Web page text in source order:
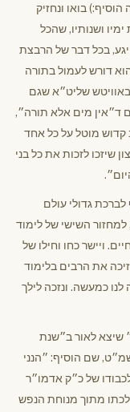
בואו ונחזיק
ושנותיו, שהכל
יגע, בכל דבר של הרבצת
דורש לעמול בתורה
שליט״א שגם
ד״אין מים אלא תורה״,
קדוש מוטל על כל אחד
שיזכו לזכות את כל בני
גדולי עולם
השישי של לימוד
ויישר כחו וחילו של
את הרבים בלימוד
כמעשה. ונזכה לילך
שיצא לאור ב״שנת
שם הוסיף: ״הנני
של כ״ק אדמו״ר
מתוך מנוחת הנפש